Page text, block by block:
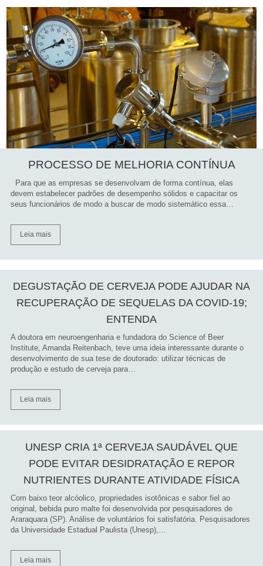
PROCESSO DE MELHORIA CONTÍNUA
Para que as empresas se desenvolvam de forma contínua, elas
devem estabelecer padrões de desempenho sólidos e capacitar os
seus funcionários de modo a buscar de modo sistemático essa…
Leia mais
DEGUSTAÇÃO DE CERVEJA PODE AJUDAR NA
RECUPERAÇÃO DE SEQUELAS DA COVID-19;
ENTENDA
A doutora em neuroengenharia e fundadora do Science of Beer
Institute, Amanda Reitenbach, teve uma ideia interessante durante o
desenvolvimento de sua tese de doutorado: utilizar técnicas de
produção e estudo de cerveja para…
Leia mais
UNESP CRIA 1ª CERVEJA SAUDÁVEL QUE
PODE EVITAR DESIDRATAÇÃO E REPOR
NUTRIENTES DURANTE ATIVIDADE FÍSICA
Com baixo teor alcóolico, propriedades isotônicas e sabor fiel ao
original, bebida puro malte foi desenvolvida por pesquisadores de
Araraquara (SP). Análise de voluntários foi satisfatória. Pesquisadores
da Universidade Estadual Paulista (Unesp),…
Leia mais